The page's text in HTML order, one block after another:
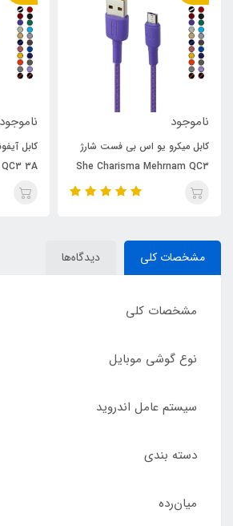
ناموجود
کابل میکرو یو اس بی فست شارژ
She Charisma Mehrnam QC3
3A 1.2m
ناموجود
3A
1.2m
مشخصات کلی دیدگاه‌ها
مشخصات کلی
نوع گوشی موبایل
سیستم عامل اندروید
دسته ‌بندی
‌میان‌رده